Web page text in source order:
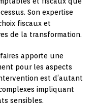
Son expertise
fiscaux et
de la transformation.
apporte une
pour les aspects
est d’autant
impliquant
sensibles.